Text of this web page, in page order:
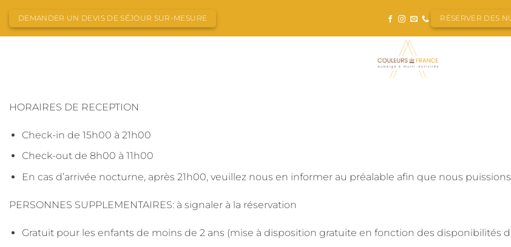
contenu
DEMANDER UN DEVIS DE SÉJOUR SUR-MESURE RÉSERVER DES
HORAIRES DE RECEPTION
Check-in de 15h00 à 21h00
Check-out de 8h00 à 11h00
En cas d’arrivée nocturne, après 21h00, veuillez nous en informer au préalable afin que nous
PERSONNES SUPPLEMENTAIRES: à signaler à la réservation
Gratuit pour les enfants de moins de 2 ans (mise à disposition gratuite en fonction des disponibilités